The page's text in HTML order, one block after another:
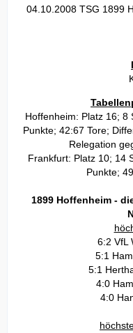
04.10.2008 TSG 1899
Hoffenheim: Platz 16; 8
Punkte; 42:67 Tore;
Relegation
Frankfurt: Platz 10; 14
Punkte;
1899 Hoffenheim -
6:2 VfL
5:1
5:1
4:0
4:0